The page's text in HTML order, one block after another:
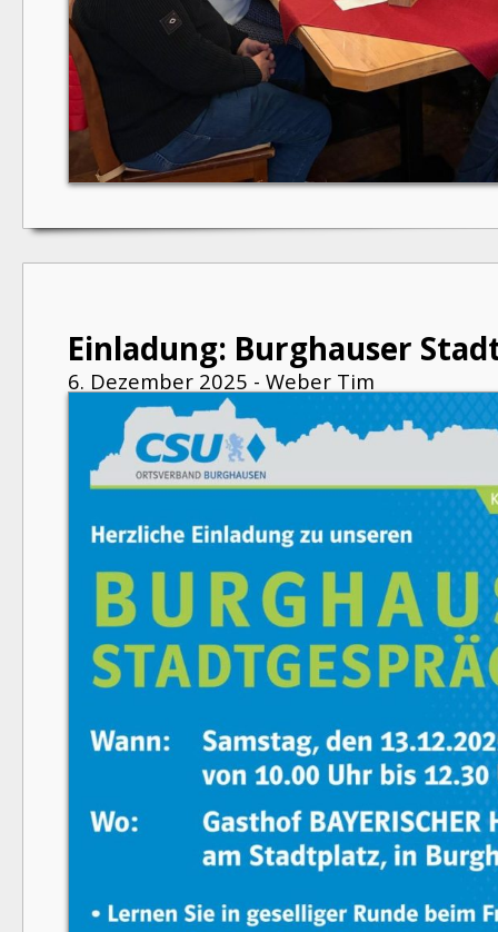
Einladung: Burghauser
6. Dezember 2025 - Weber Tim